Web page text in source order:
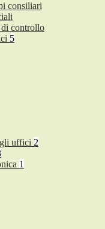
consiliari
controllo
5
uffici 2
1